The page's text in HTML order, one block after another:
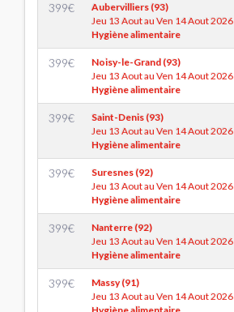
399€
Aubervilliers (93)
Jeu 13 Aout au Ven 14 Aout 2026
Hygiène alimentaire
399€
Noisy-le-Grand (93)
Jeu 13 Aout au Ven 14 Aout 2026
Hygiène alimentaire
399€
Saint-Denis (93)
Jeu 13 Aout au Ven 14 Aout 2026
Hygiène alimentaire
399€
Suresnes (92)
Jeu 13 Aout au Ven 14 Aout 2026
Hygiène alimentaire
399€
Nanterre (92)
Jeu 13 Aout au Ven 14 Aout 2026
Hygiène alimentaire
399€
Massy (91)
Jeu 13 Aout au Ven 14 Aout 2026